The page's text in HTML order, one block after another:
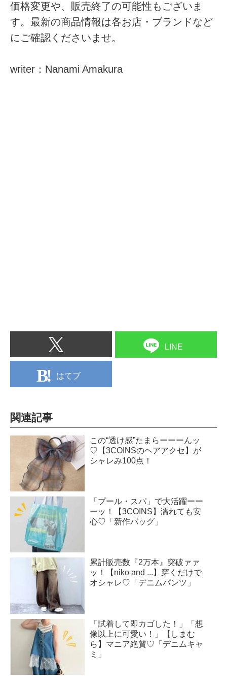
価格変更や、販売終了の可能性もございま
す。最新の商品情報は各お店・ブランドなど
にご確認くださいませ。
writer：Nanami Amakura
LINE
はてブ
関連記事
この“透け感”たまらーーーんッ
♡【3COINSのヘアアクセ】が
シャレみ100点！
「プール・スパ」で大活躍ーー
ーッ！【3COINS】濡れても安
心♡「新作バッグ」
累計販売数『2万本』突破ァァ
ッ！【niko and ...】穿くだけで
オシャレ♡「デニムパンツ」
「試着して即カゴした！」「想
像以上に可愛い！」【しまむ
ら】マニア絶賛♡「デニムキャ
ミ」